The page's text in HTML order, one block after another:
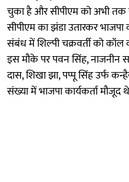
चुका है और सीपीएम को अभी
सीपीएम का झंडा उतारकर
संबंध में शिल्पी चक्रवर्ती को कॉल
इस मौके पर पवन सिंह, नाजनीन
दास, शिखा झा, पप्पू सिंह उर्फ
संख्या में भाजपा कार्यकर्ता मौजूद